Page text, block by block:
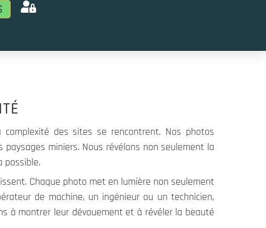
des sites se rencontrent. Nos photos
miniers. Nous révélons non seulement la
possible.
Chaque photo met en lumière non seulement
de machine, un ingénieur ou un technicien,
à montrer leur dévouement et à révéler la beauté